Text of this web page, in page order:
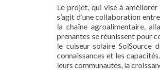
Le projet, qui vise à améliorer
s’agit d’une collaboration
la chaîne agroalimentaire,
prenantes se réunissent pour
le cuiseur solaire SolSource
connaissances et les
leurs communautés, la